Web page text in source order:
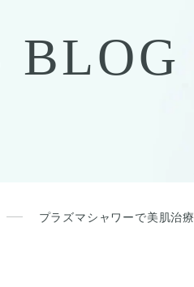
BLOG
プラズマシャワーで美肌治療